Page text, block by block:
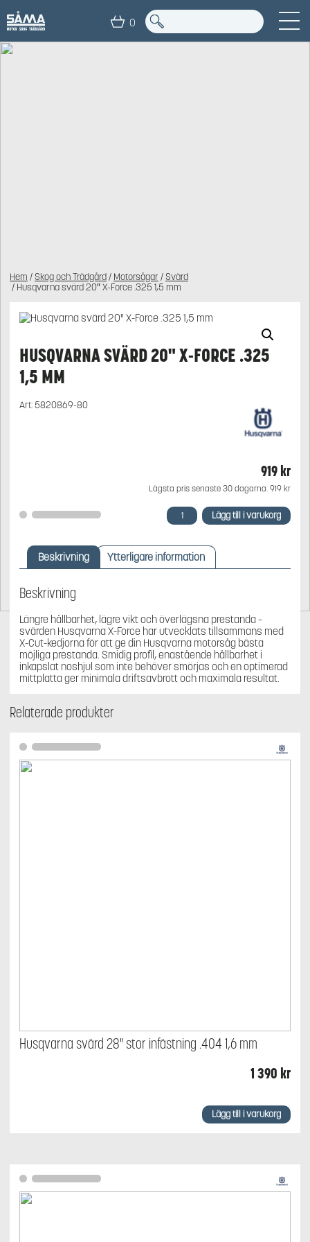
0
Hem / Skog och Trädgård/ Motorsågar / Svärd
/ Husqvarna svärd 20″ X-Force .325 1,5 mm
HUSQVARNA SVÄRD 20" X-FORCE .325
1,5 MM
Art:5820869-80
919kr
Lägsta pris senaste 30 dagarna: 919 kr
Husqvarna
svärd
X-
Force
mängd
Lägg till i varukorg
Beskrivning Ytterligare information
Beskrivning
Längre hållbarhet, lägre vikt och överlägsna prestanda –
svärden Husqvarna X-Force har utvecklats tillsammans med
X-Cut-kedjorna för att ge din Husqvarna motorsåg bästa
möjliga prestanda. Smidig profil, enastående hållbarhet i
inkapslat noshjul som inte behöver smörjas och en optimerad
mittplatta ger minimala driftsavbrott och maximala resultat.
Relaterade produkter
Husqvarna svärd 28" stor infästning .404 1,6 mm
1 390 kr
Lägg till i varukorg